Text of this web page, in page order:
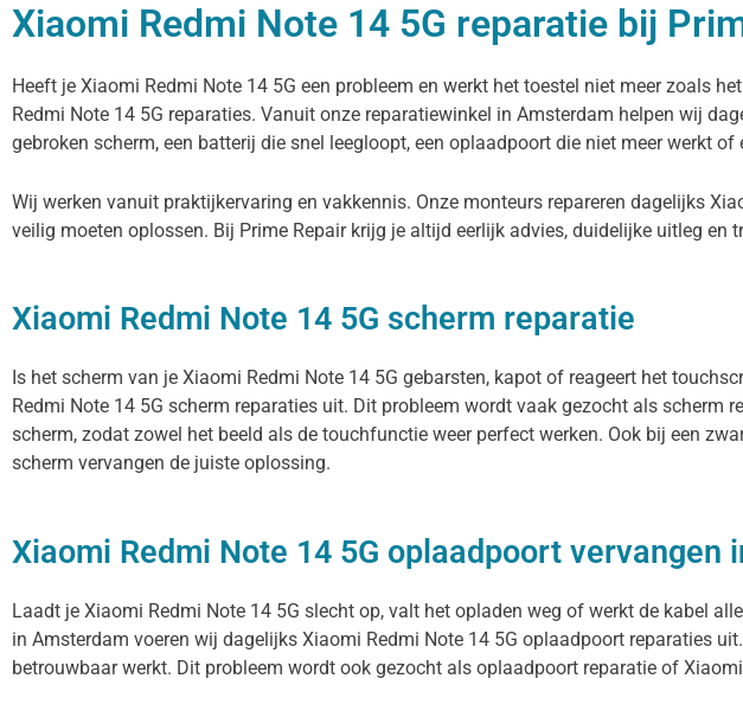
Xiaomi Redmi Note 14 5G reparatie bij
Heeft je Xiaomi Redmi Note 14 5G een probleem en werkt het toestel niet meer zoals
Redmi Note 14 5G reparaties. Vanuit onze reparatiewinkel in Amsterdam helpen wij
gebroken scherm, een batterij die snel leegloopt, een oplaadpoort die niet meer werkt of
Wij werken vanuit praktijkervaring en vakkennis. Onze monteurs repareren dagelijks
veilig moeten oplossen. Bij Prime Repair krijg je altijd eerlijk advies, duidelijke uitleg en
Xiaomi Redmi Note 14 5G scherm reparatie
Is het scherm van je Xiaomi Redmi Note 14 5G gebarsten, kapot of reageert het
Redmi Note 14 5G scherm reparaties uit. Dit probleem wordt vaak gezocht als
scherm, zodat zowel het beeld als de touchfunctie weer perfect werken. Ook bij een
scherm vervangen de juiste oplossing.
Xiaomi Redmi Note 14 5G oplaadpoort vervangen
Laadt je Xiaomi Redmi Note 14 5G slecht op, valt het opladen weg of werkt de kabel
in Amsterdam voeren wij dagelijks Xiaomi Redmi Note 14 5G oplaadpoort reparaties
betrouwbaar werkt. Dit probleem wordt ook gezocht als oplaadpoort reparatie of